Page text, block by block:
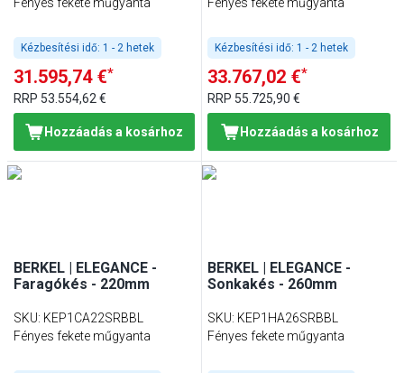
Kézbesítési idő: 1 - 2 hetek
31.595,74 €*
RRP 53.554,62 €
Hozzáadás a kosárhoz
Kézbesítési idő: 1 - 2 hetek
33.767,02 €*
RRP 55.725,90 €
Hozzáadás a kosárhoz
BERKEL | ELEGANCE -
Faragókés - 220mm
SKU: KEP1CA22SRBBL
Fényes fekete műgyanta
BERKEL | ELEGANCE -
Sonkakés - 260mm
SKU: KEP1HA26SRBBL
Fényes fekete műgyanta